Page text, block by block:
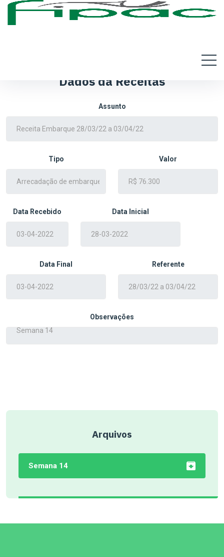
Arquivos
Semana 14
Dados da Receitas
Assunto
Tipo Valor
Data Recebido Data Inicial
Data Final Referente
Observações